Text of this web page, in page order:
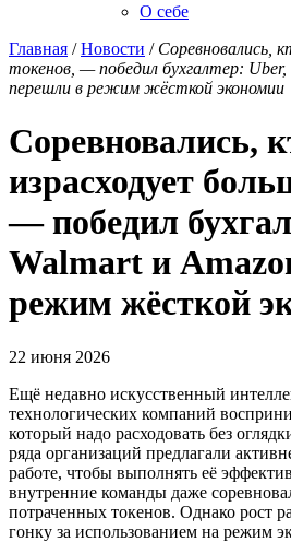
О себе
Главная /Новости / Соревновались,
токенов, — победил бухгалтер:
перешли в режим жёсткой экономии
Соревновались,
израсходует
— победил
Walmart и
режим жёсткой
22 июня 2026
Ещё недавно искусственный
технологических компаний
который надо расходовать без
ряда организаций предлагали
работе, чтобы выполнять её
внутренние команды даже
потраченных токенов. Однако рост
гонку за использованием на режим